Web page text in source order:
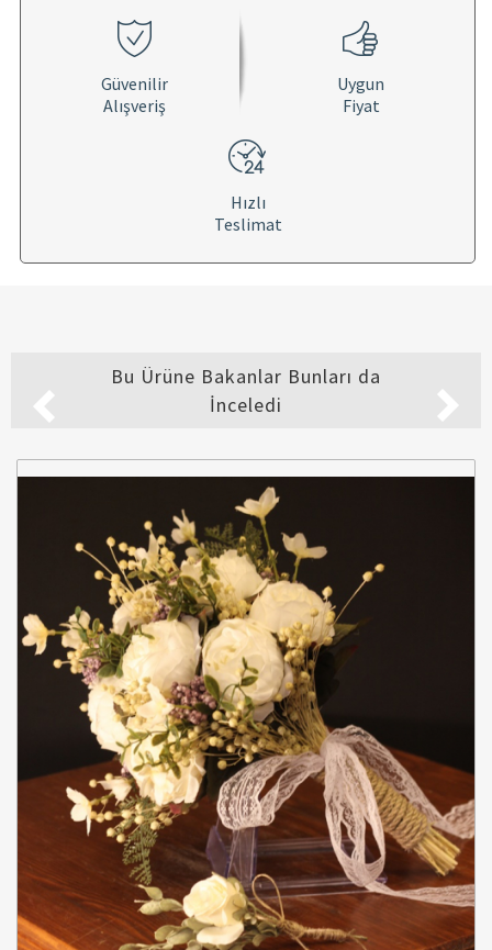
Güvenilir
Alışveriş
Uygun
Fiyat
Hızlı
Teslimat
Bu Ürüne Bakanlar Bunları da
İnceledi